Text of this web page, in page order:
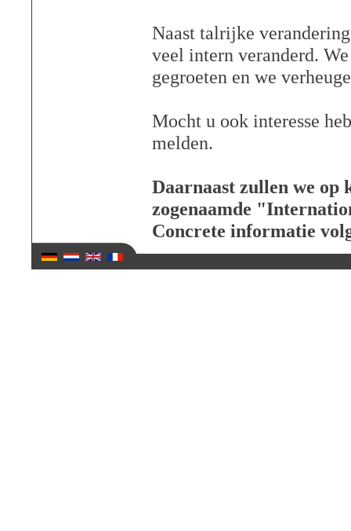
Naast talrijke
veel intern veranderd.
gegroeten en we
Mocht u ook interesse
melden.
Daarnaast zullen we
zogenaamde
Concrete informatie